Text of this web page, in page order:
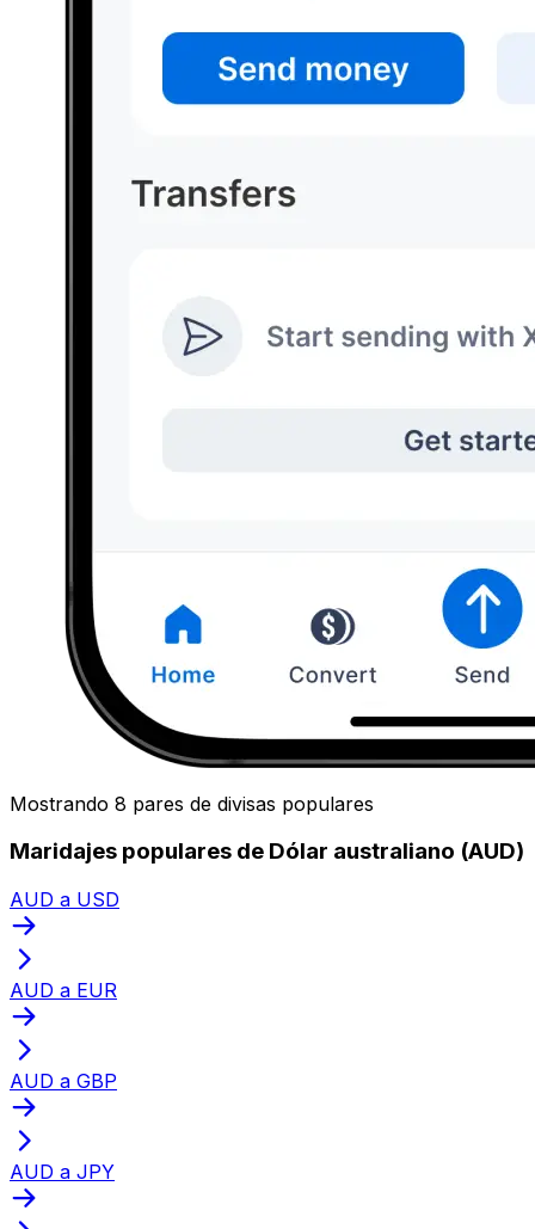
Mostrando 8 pares de divisas populares
Maridajes populares de Dólar australiano (AUD)
AUD a USD
AUD a EUR
AUD a GBP
AUD a JPY